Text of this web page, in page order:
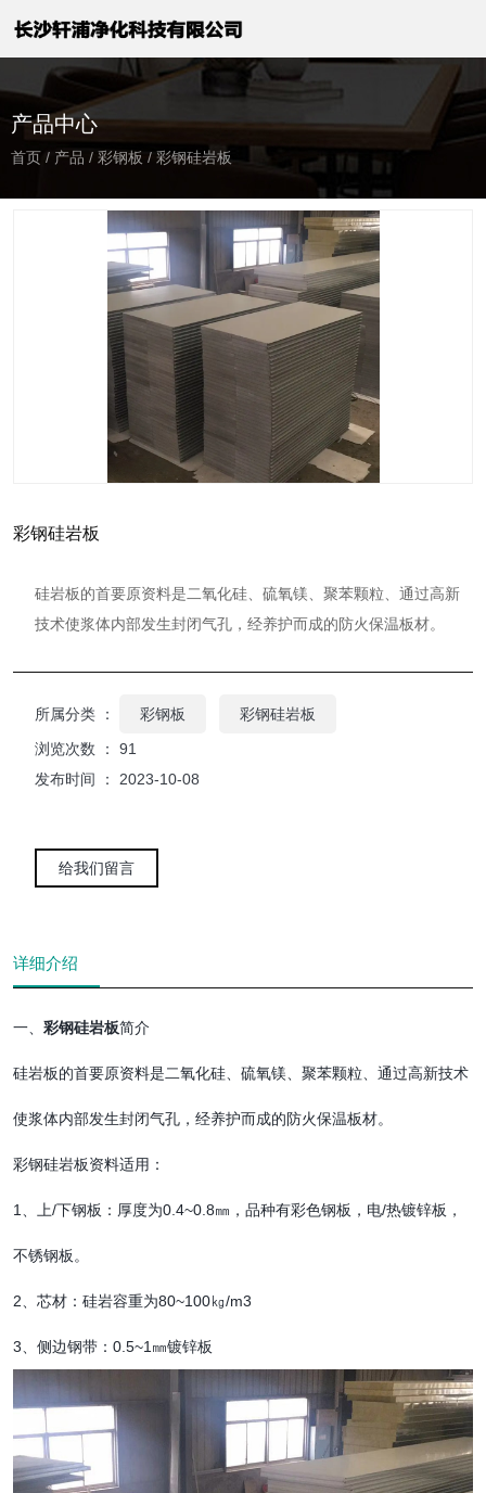
产品中心
首页 / 产品 / 彩钢板 / 彩钢硅岩板
彩钢硅岩板
硅岩板的首要原资料是二氧化硅、硫氧镁、聚苯颗粒、通过高新
技术使浆体内部发生封闭气孔，经养护而成的防火保温板材。
所属分类 ： 彩钢板
彩钢硅岩板
浏览次数 ： 91
发布时间 ： 2023-10-08
给我们留言
详细介绍
一、 彩钢硅岩板简介
硅岩板的首要原资料是二氧化硅、硫氧镁、聚苯颗粒、通过高新技术
使浆体内部发生封闭气孔，经养护而成的防火保温板材。
彩钢硅岩板资料适用：
1、上/下钢板：厚度为0.4~0.8㎜，品种有彩色钢板，电/热镀锌板，
不锈钢板。
2、芯材：硅岩容重为80~100㎏/m3
3、侧边钢带：0.5~1㎜镀锌板